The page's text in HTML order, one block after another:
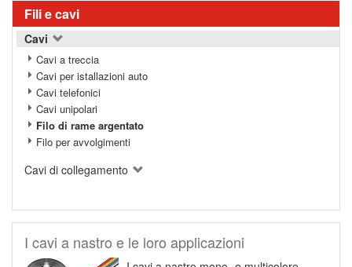
Fili e cavi
Cavi
Cavi a treccia
Cavi per istallazioni auto
Cavi telefonici
Cavi unipolari
Filo di rame argentato
Filo per avvolgimenti
Cavi di collegamento
I cavi a nastro e le loro applicazioni